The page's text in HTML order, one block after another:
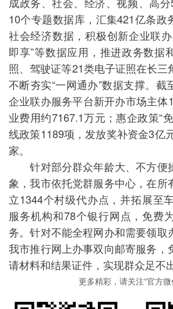
10个专题数据库，汇集421亿条政
社会经济数据，积极创新企业联
即享”等数据应用，推进政务数据
照、驾驶证等21类电子证照在长三
不断夯实“一网通办”数据支撑。截
企业联办服务平台新开办市场主体
业费用约7167.1万元；惠企政策“
线政策1189项，发放奖补资金3亿
家。
针对部分群众年龄大、不方便
象，我市依托党群服务中心，在所
立1344个村级代办点，并拓展至
服务机构和78个银行网点，免费
务。针对不能全程网办和需要领取
我市推行网上办事双向邮寄服务，
请材料和结果证件，实现群众足不
更多精彩，请关注“官方微